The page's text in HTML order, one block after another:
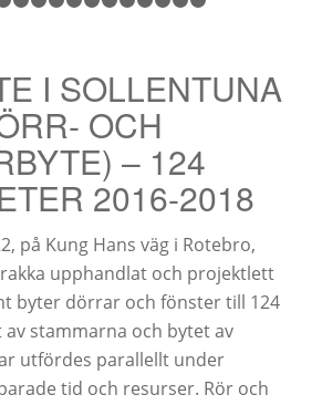
1 2 3 4 5 6 7 8 9
I SOLLENTUNA
OCH
– 124
2016-2018
på Kung Hans väg i Rotebro,
upphandlat och projektlett
byter dörrar och fönster till 124
av stammarna och bytet av
utfördes parallellt under
tid och resurser. Rör och